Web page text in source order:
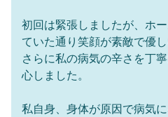
初回は緊張しましたが、ホ
ていた通り笑顔が素敵で優
さらに私の病気の辛さを丁
心しました。
私自身、身体が原因で病気